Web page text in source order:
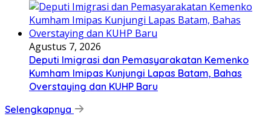
Agustus 7, 2026
Deputi Imigrasi dan Pemasyarakatan Kemenko
Kumham Imipas Kunjungi Lapas Batam, Bahas
Overstaying dan KUHP Baru
Selengkapnya